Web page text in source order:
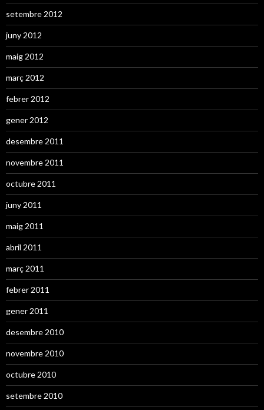
setembre 2012
juny 2012
maig 2012
març 2012
febrer 2012
gener 2012
desembre 2011
novembre 2011
octubre 2011
juny 2011
maig 2011
abril 2011
març 2011
febrer 2011
gener 2011
desembre 2010
novembre 2010
octubre 2010
setembre 2010